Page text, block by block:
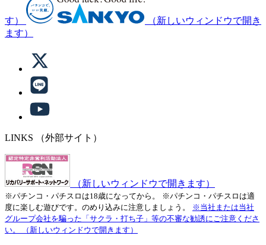
す）
（新しいウィンドウで開き
ます）
LINKS （外部サイト）
（新しいウィンドウで開きます）
※パチンコ・パチスロは18歳になってから。
※パチンコ・パチスロは適
度に楽しむ遊びです。のめり込みに注意しましょう。
※当社または当社
グループ会社を騙った「サクラ・打ち子」等の不審な勧誘にご注意くださ
い。
（新しいウィンドウで開きます）